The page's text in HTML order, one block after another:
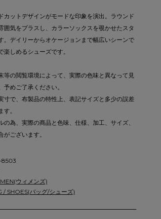
カットデザインがモードな印象を演出。ラウンド
囲気をプラスし、カラーソックスを覗かせたスタ
。デイリーからオケージョンまで幅広いシーンで
しめるシューズです。
の閲覧環境によって、実際の色味と異なって見
予めご了承ください。
で、布製品の特性上、表記サイズと多少の誤差
。
為、実際の商品と色味、仕様、加工、サイズ、
ございます。
8503
ウィメンズ)
/ SHOES(バッグ/シューズ)